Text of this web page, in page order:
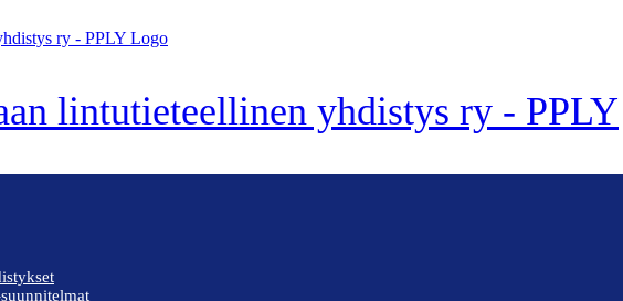
lintutieteellinen yhdistys ry - PPLY